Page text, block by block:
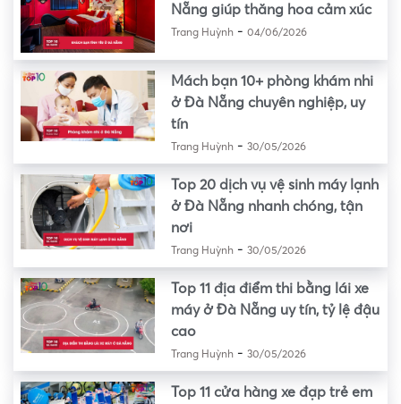
Nẵng giúp thăng hoa cảm xúc
Trang Huỳnh- 04/06/2026
Mách bạn 10+ phòng khám nhi
ở Đà Nẵng chuyên nghiệp, uy
tín
Trang Huỳnh- 30/05/2026
Top 20 dịch vụ vệ sinh máy lạnh
ở Đà Nẵng nhanh chóng, tận
nơi
Trang Huỳnh- 30/05/2026
Top 11 địa điểm thi bằng lái xe
máy ở Đà Nẵng uy tín, tỷ lệ đậu
cao
Trang Huỳnh- 30/05/2026
Top 11 cửa hàng xe đạp trẻ em